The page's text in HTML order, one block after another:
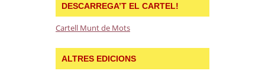
DESCARREGA’T EL CARTEL!
Cartell Munt de Mots
ALTRES EDICIONS